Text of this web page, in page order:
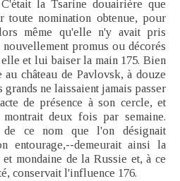
la Tsarine douairière que
nomination obtenue, pour
même qu'elle n'y avait pris
promus ou décorés
et lui baiser la main 175. Bien
château de Pavlovsk, à douze
ne laissaient jamais passer
de présence à son cercle, et
deux fois par semaine.
de ce nom que l'on désignait
entourage,--demeurait ainsi la
mondaine de la Russie et, à ce
conservait l'influence 176.